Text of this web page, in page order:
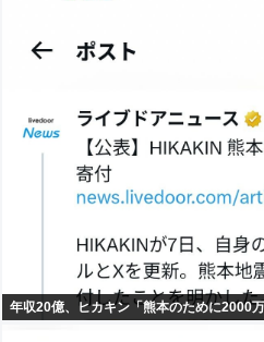
年収20億、ヒカキン「熊本のために2000